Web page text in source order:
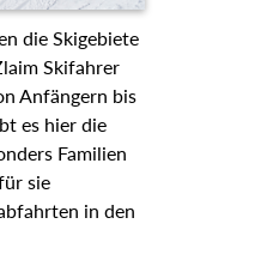
die Skigebiete
Skifahrer
Anfängern bis
es hier die
Familien
sie
in den